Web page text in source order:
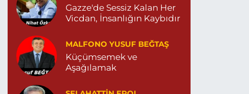
Gazze'de Sessiz Kalan Her
Vicdan, İnsanlığın Kaybıdır
MALFONO YUSUF BEĞTAŞ
Küçümsemek ve
Aşağılamak